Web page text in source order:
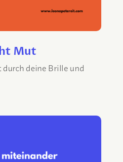
Mut
durch deine Brille und